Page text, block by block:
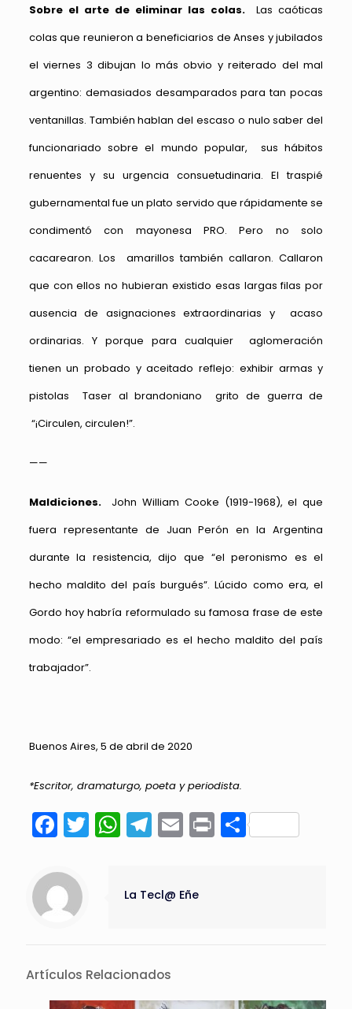
Sobre el arte de eliminar las colas. Las caóticas
colas que reunieron a beneficiarios de Anses y jubilados
el viernes 3 dibujan lo más obvio y reiterado del mal
argentino: demasiados desamparados para tan pocas
ventanillas. También hablan del escaso o nulo saber del
funcionariado sobre el mundo popular, sus hábitos
renuentes y su urgencia consuetudinaria. El traspié
gubernamental fue un plato servido que rápidamente se
condimentó con mayonesa PRO. Pero no solo
cacarearon. Los amarillos también callaron. Callaron
que con ellos no hubieran existido esas largas filas por
ausencia de asignaciones extraordinarias y acaso
ordinarias. Y porque para cualquier aglomeración
tienen un probado y aceitado reflejo: exhibir armas y
pistolas Taser al brandoniano grito de guerra de
“¡Circulen, circulen!”.
——
Maldiciones.
John William Cooke (1919-1968), el que
fuera representante de Juan Perón en la Argentina
durante la resistencia, dijo que “el peronismo es el
hecho maldito del país burgués”. Lúcido como era, el
Gordo hoy habría reformulado su famosa frase de este
modo: “el empresariado es el hecho maldito del país
trabajador”.
Buenos Aires, 5 de abril de 2020
*Escritor, dramaturgo, poeta y periodista.
Facebook
Twitter
WhatsApp
Telegram
Email
Print
La Tecl@ Eñe
Artículos Relacionados